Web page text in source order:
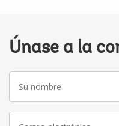
Únase a la
nombre